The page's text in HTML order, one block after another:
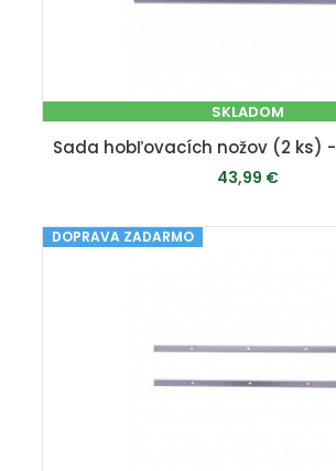
SKLADOM
43,99 €
PRIDAŤ DO KOŠÍKA
DOPRAVA ZADARMO